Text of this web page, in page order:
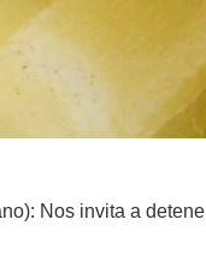
Nos invita a